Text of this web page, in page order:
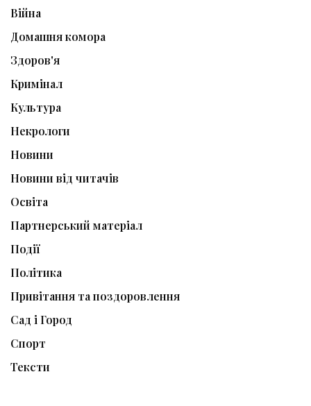
Війна
Домашня комора
Здоров'я
Кримінал
Культура
Некрологи
Новини
Новини від читачів
Освіта
Партнерський матеріал
Події
Політика
Привітання та поздоровлення
Сад і Город
Спорт
Тексти